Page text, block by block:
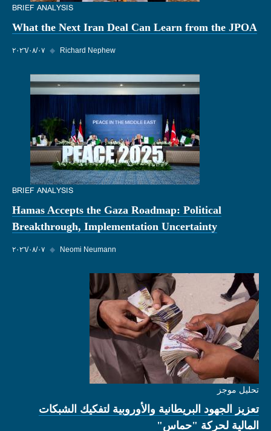
BRIEF ANALYSIS
What the Next Iran Deal Can Learn from the JPOA
٠٧‏/٠٨‏/٢٠٢٦ ◆ Richard Nephew
BRIEF ANALYSIS
Hamas Accepts the Gaza Roadmap: Political
Breakthrough, Implementation Uncertainty
٠٧‏/٠٨‏/٢٠٢٦ ◆ Neomi Neumann
تحليل موجز
تعزيز الجهود البريطانية والأوروبية لتفكيك الشبكات
المالية لحركة "حماس"